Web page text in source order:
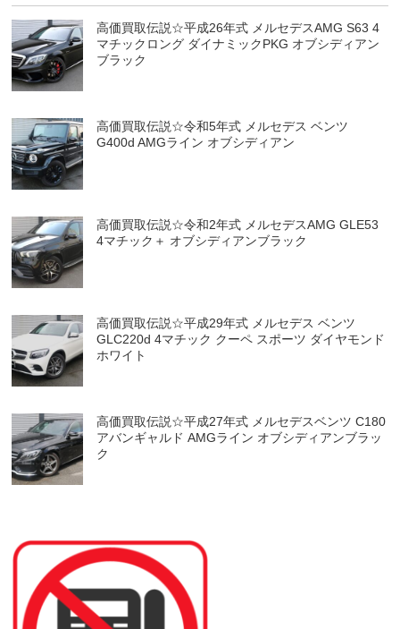
高価買取伝説☆平成26年式 メルセデスAMG S63 4
マチックロング ダイナミックPKG オブシディアン
ブラック
高価買取伝説☆令和5年式 メルセデス ベンツ
G400d AMGライン オブシディアン
高価買取伝説☆令和2年式 メルセデスAMG GLE53
4マチック＋ オブシディアンブラック
高価買取伝説☆平成29年式 メルセデス ベンツ
GLC220d 4マチック クーペ スポーツ ダイヤモンド
ホワイト
高価買取伝説☆平成27年式 メルセデスベンツ C180
アバンギャルド AMGライン オブシディアンブラッ
ク